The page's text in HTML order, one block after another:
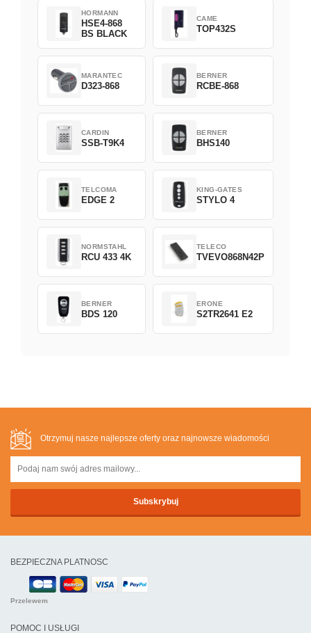
HORMANN
HSE4-868
BS BLACK
CAME
TOP432S
MARANTEC
D323-868
BERNER
RCBE-868
CARDIN
SSB-T9K4
BERNER
BHS140
TELCOMA
EDGE 2
KING-GATES
STYLO 4
NORMSTAHL
RCU 433 4K
TELECO
TVEVO868N42P
BERNER
BDS 120
ERONE
S2TR2641 E2
Otrzymuj nasze najlepsze oferty oraz najnowsze wiadomości
BEZPIECZNA PLATNOSC
Przelewem
POMOC I USŁUGI